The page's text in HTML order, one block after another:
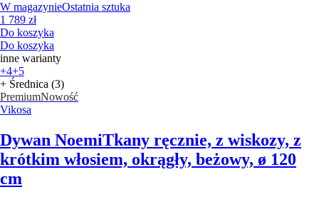
W magazynieOstatnia sztuka
1 789 zł
Do koszyka
Do koszyka
inne warianty
+4+5
+ Średnica (3)
PremiumNowość
Vikosa
Dywan NoemiTkany ręcznie, z wiskozy, z
krótkim włosiem, okrągły, beżowy, ø 120
cm